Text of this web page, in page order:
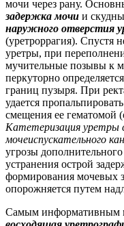
мочи через рану.
задержка мочи и
наружного отверстия
(уретроррагия). Спустя
уретры, при
мучительные позывы к
перкуторно
границ пузыря. При
удается
смещения ее гематомой
Катетеризация уретры
мочеиспускательного
угрозы
устранения острой
формирования мочевых
опорожняется путем
Самым информативным